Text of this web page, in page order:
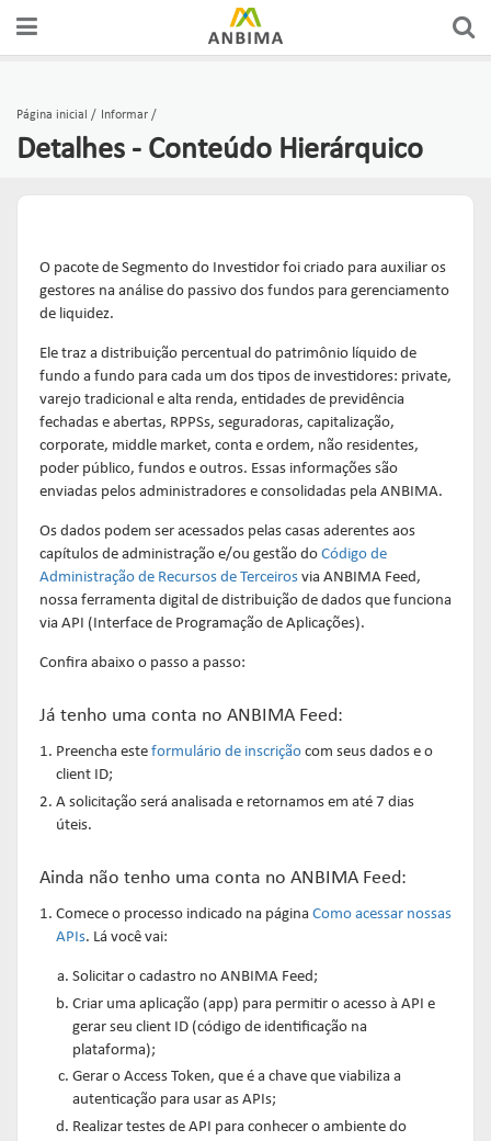
Página inicial Informar
Detalhes - Conteúdo Hierárquico
O pacote de Segmento do Investidor foi criado para auxiliar os
gestores na análise do passivo dos fundos para gerenciamento
de liquidez.
Ele traz a distribuição percentual do patrimônio líquido de
fundo a fundo para cada um dos tipos de investidores: private,
varejo tradicional e alta renda, entidades de previdência
fechadas e abertas, RPPSs, seguradoras, capitalização,
corporate, middle market, conta e ordem, não residentes,
poder público, fundos e outros. Essas informações são
enviadas pelos administradores e consolidadas pela ANBIMA.
Os dados podem ser acessados pelas casas aderentes aos
capítulos de administração e/ou gestão do Código de
Administração de Recursos de Terceiros via ANBIMA Feed,
nossa ferramenta digital de distribuição de dados que funciona
via API (Interface de Programação de Aplicações).
Confira abaixo o passo a passo:
Já tenho uma conta no ANBIMA Feed:
Preencha este formulário de inscrição com seus dados e o
client ID;
A solicitação será analisada e retornamos em até 7 dias
úteis.
Ainda não tenho uma conta no ANBIMA Feed:
Comece o processo indicado na página Como acessar nossas
APIs. Lá você vai:
Solicitar o cadastro no ANBIMA Feed;
Criar uma aplicação (app) para permitir o acesso à API e
gerar seu client ID (código de identificação na
plataforma);
Gerar o Access Token, que é a chave que viabiliza a
autenticação para usar as APIs;
Realizar testes de API para conhecer o ambiente do